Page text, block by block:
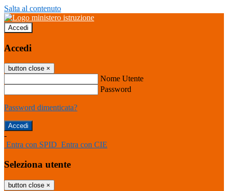
Salta al contenuto
Accedi
Accedi
button close ×
Nome Utente
Password
Password dimenticata?
-
Entra con SPID Entra con CIE
Seleziona utente
button close ×